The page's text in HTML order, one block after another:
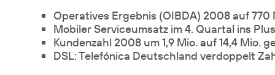
Operatives Ergebnis (OIBDA) 2008 auf
Mobiler Serviceumsatz im 4. Quartal ins
Kundenzahl 2008 um 1,9 Mio. auf 14,4 Mio.
DSL: Telefónica Deutschland verdoppelt